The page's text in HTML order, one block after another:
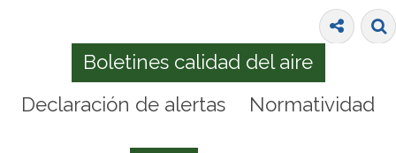
Boletines calidad del aire
Declaración de alertas
Normatividad